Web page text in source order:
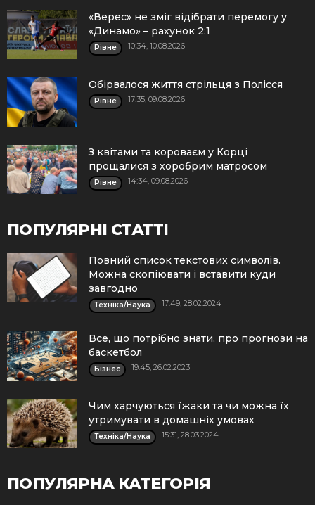
«Верес» не зміг відібрати перемогу у
«Динамо» – рахунок 2:1
Рівне 10:34, 10.08.2026
Обірвалося життя стрільця з Полісся
Рівне 17:35, 09.08.2026
З квітами та короваєм у Корці
прощалися з хоробрим матросом
Рівне 14:34, 09.08.2026
ПОПУЛЯРНІ СТАТТІ
Повний список текстових символів.
Можна скопіювати і вставити куди
завгодно
Техніка/Наука 17:49, 28.02.2024
Все, що потрібно знати, про прогнози на
баскетбол
Бізнес 19:45, 26.02.2023
Чим харчуються їжаки та чи можна їх
утримувати в домашніх умовах
Техніка/Наука 15:31, 28.03.2024
ПОПУЛЯРНА КАТЕГОРІЯ